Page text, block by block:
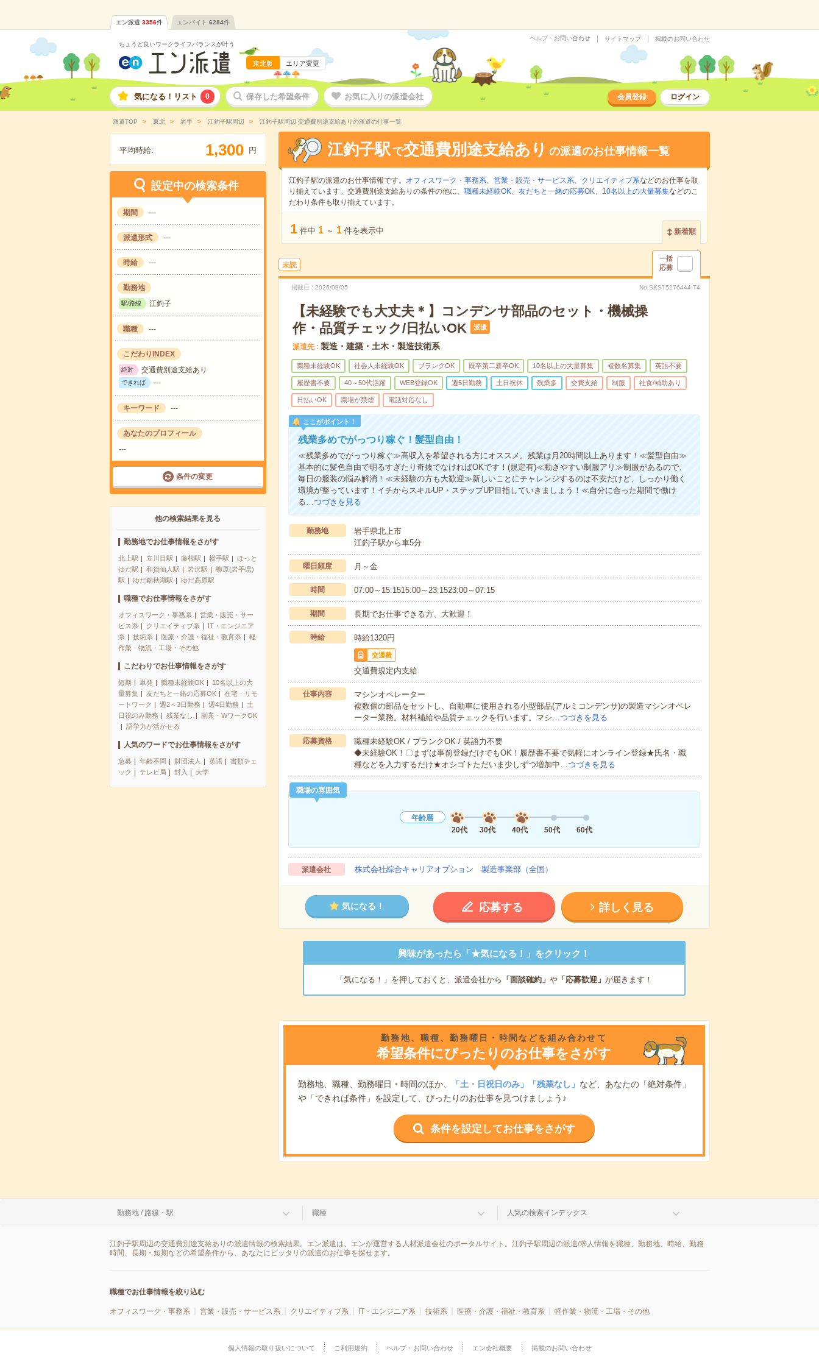
エン派遣 3356件 エンバイト 6284件
ちょうど良いワークライフバランスが叶う
東北版 エリア変更
ヘルプ・お問い合わせ サイトマップ 掲載のお問い合わせ
気になる！リスト 0 保存した希望条件 お気に入りの派遣会社 会員登録 ログイン
派遣TOP 東北 岩手 江釣子駅周辺 江釣子駅周辺 交通費別途支給ありの派遣の仕事一覧
平均時給: 1,300 円
設定中の検索条件
期間 ---
派遣形式 ---
時給 ---
勤務地
駅/路線 江釣子
職種 ---
こだわりINDEX
絶対 交通費別途支給あり
できれば ---
キーワード ---
あなたのプロフィール
---
条件の変更
他の検索結果を見る
勤務地でお仕事情報をさがす
北上駅 立川目駅 藤根駅 横手駅
ほっと
ゆだ駅
和賀仙人駅 岩沢駅
柳原(岩手県)
駅
ゆだ錦秋湖駅 ゆだ高原駅
職種でお仕事情報をさがす
オフィスワーク・事務系
営業・販売・サー
ビス系
クリエイティブ系
IT・エンジニア
系
技術系 医療・介護・福祉・教育系
軽
作業・物流・工場・その他
こだわりでお仕事情報をさがす
短期 単発 職種未経験OK
10名以上の大
量募集
友だちと一緒の応募OK
在宅・リモ
ートワーク
週2～3日勤務 週4日勤務
土
日祝のみ勤務
残業なし
副業・WワークOK
語学力が活かせる
人気のワードでお仕事情報をさがす
急募 年齢不問 財団法人 英語
書類チェ
ック
テレビ局 封入 大学
江釣子駅 で交通費別途支給あり の派遣のお仕事情報一覧
江釣子駅の派遣のお仕事情報です。 オフィスワーク・事務系、 営業・販売・サービス系、 クリエイティブ系などのお仕事を取
り揃えています。交通費別途支給ありの条件の他に、 職種未経験OK、 友だちと一緒の応募OK、 10名以上の大量募集などのこ
だわり条件も取り揃えています。
1 件中 1 ～ 1 件を表示中 新着順
未読
一括
応募
掲載日 2026/08/05 No.SKST5176444-T4
【未経験でも大丈夫＊】コンデンサ部品のセット・機械操
作・品質チェック/日払いOK
派遣
派遣先 製造・建築・土木・製造技術系
職種未経験OK 社会人未経験OK ブランクOK 既卒第二新卒OK 10名以上の大量募集 複数名募集 英語不要
履歴書不要 40～50代活躍 WEB登録OK 週5日勤務 土日祝休 残業多 交費支給 制服 社食/補助あり
日払いOK 職場が禁煙 電話対応なし
ここがポイント！
残業多めでがっつり稼ぐ！髪型自由！
≪残業多めでがっつり稼ぐ≫高収入を希望される方にオススメ。残業は月20時間以上あります！≪髪型自由≫
基本的に髪色自由で明るすぎたり奇抜でなければOKです！(規定有)≪動きやすい制服アリ≫制服があるので、
毎日の服装の悩み解消！≪未経験の方も大歓迎≫新しいことにチャレンジするのは不安だけど、しっかり働く
環境が整っています！イチからスキルUP・ステップUP目指していきましょう！≪自分に合った期間で働け
る…つづきを見る
勤務地
岩手県北上市
江釣子駅から車5分
曜日頻度 月～金
時間 07:00～15:1515:00～23:1523:00～07:15
期間 長期でお仕事できる方、大歓迎！
時給 時給1320円
交通費
交通費規定内支給
仕事内容
マシンオペレーター
複数個の部品をセットし、自動車に使用される小型部品(アルミコンデンサ)の製造マシンオペレ
ーター業務。材料補給や品質チェックを行います。マシ…つづきを見る
応募資格
職種未経験OK / ブランクOK / 英語力不要
◆未経験OK！〇まずは事前登録だけでもOK！履歴書不要で気軽にオンライン登録★氏名・職
種などを入力するだけ★オシゴトただいま少しずつ増加中…つづきを見る
職場の雰囲気
年齢層
20代
30代 40代 50代 60代
派遣会社 株式会社綜合キャリアオプション 製造事業部（全国）
気になる！ 応募する 詳しく見る
興味があったら「★気になる！」をクリック！
「気になる！」を押しておくと、派遣会社から 「面談確約」 や「応募歓迎」 が届きます！
勤務地、職種、勤務曜日・時間などを組み合わせて
希望条件にぴったりのお仕事をさがす
勤務地、職種、勤務曜日・時間のほか、 「土・日祝日のみ」「残業なし」 など、あなたの「絶対条件」
や「できれば条件」を設定して、ぴったりのお仕事を見つけましょう♪
条件を設定してお仕事をさがす
勤務地 / 路線・駅 職種 人気の検索インデックス
江釣子駅周辺の交通費別途支給ありの派遣情報の検索結果。エン派遣は、エンが運営する人材派遣会社のポータルサイト。江釣子駅周辺の派遣/求人情報を職種、勤務地、時給、勤務
時間、長期・短期などの希望条件から、あなたにピッタリの派遣のお仕事を探せます。
職種でお仕事情報を絞り込む
オフィスワーク・事務系 営業・販売・サービス系 クリエイティブ系 IT・エンジニア系 技術系 医療・介護・福祉・教育系 軽作業・物流・工場・その他
個人情報の取り扱いについて ご利用規約 ヘルプ・お問い合わせ エン会社概要 掲載のお問い合わせ